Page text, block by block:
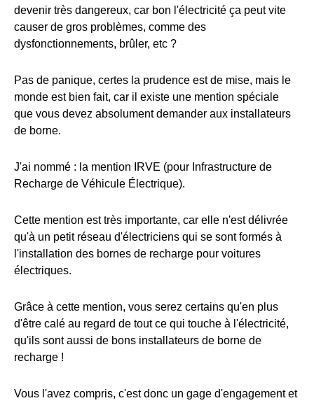
devenir très dangereux, car bon l'électricité ça peut vite
causer de gros problèmes, comme des
dysfonctionnements, brûler, etc ?
Pas de panique, certes la prudence est de mise, mais le
monde est bien fait, car il existe une mention spéciale
que vous devez absolument demander aux installateurs
de borne.
J'ai nommé : la mention IRVE (pour Infrastructure de
Recharge de Véhicule Électrique).
Cette mention est très importante, car elle n'est délivrée
qu'à un petit réseau d'électriciens qui se sont formés à
l'installation des bornes de recharge pour voitures
électriques.
Grâce à cette mention, vous serez certains qu'en plus
d'être calé au regard de tout ce qui touche à l'électricité,
qu'ils sont aussi de bons installateurs de borne de
recharge !
Vous l'avez compris, c'est donc un gage d'engagement et